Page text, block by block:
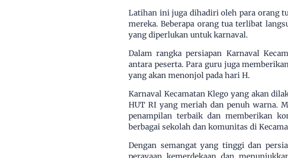
Latihan ini juga dihadiri oleh para orang
mereka. Beberapa orang tua terlibat
yang diperlukan untuk karnaval.
Dalam rangka persiapan Karnaval
antara peserta. Para guru juga
yang akan menonjol pada hari H.
Karnaval Kecamatan Klego yang akan
HUT RI yang meriah dan penuh warna.
penampilan terbaik dan memberikan
berbagai sekolah dan komunitas di
Dengan semangat yang tinggi dan